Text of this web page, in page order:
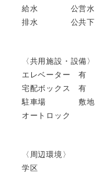
給水 公営水
排水 公共下
〈共用施設・設備
エレベーター 有
宅配ボックス 有
駐車場 敷地
オートロック
〈周辺環境〉
学区 桜